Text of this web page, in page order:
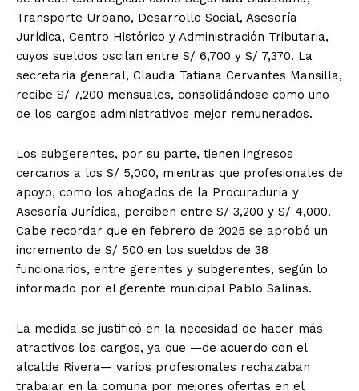
Transporte Urbano, Desarrollo Social, Asesoría
Jurídica, Centro Histórico y Administración Tributaria,
cuyos sueldos oscilan entre S/ 6,700 y S/ 7,370. La
secretaria general, Claudia Tatiana Cervantes Mansilla,
recibe S/ 7,200 mensuales, consolidándose como uno
de los cargos administrativos mejor remunerados.
Los subgerentes, por su parte, tienen ingresos
cercanos a los S/ 5,000, mientras que profesionales de
apoyo, como los abogados de la Procuraduría y
Asesoría Jurídica, perciben entre S/ 3,200 y S/ 4,000.
Cabe recordar que en febrero de 2025 se aprobó un
incremento de S/ 500 en los sueldos de 38
funcionarios, entre gerentes y subgerentes, según lo
informado por el gerente municipal Pablo Salinas.
La medida se justificó en la necesidad de hacer más
atractivos los cargos, ya que —de acuerdo con el
alcalde Rivera— varios profesionales rechazaban
trabajar en la comuna por mejores ofertas en el